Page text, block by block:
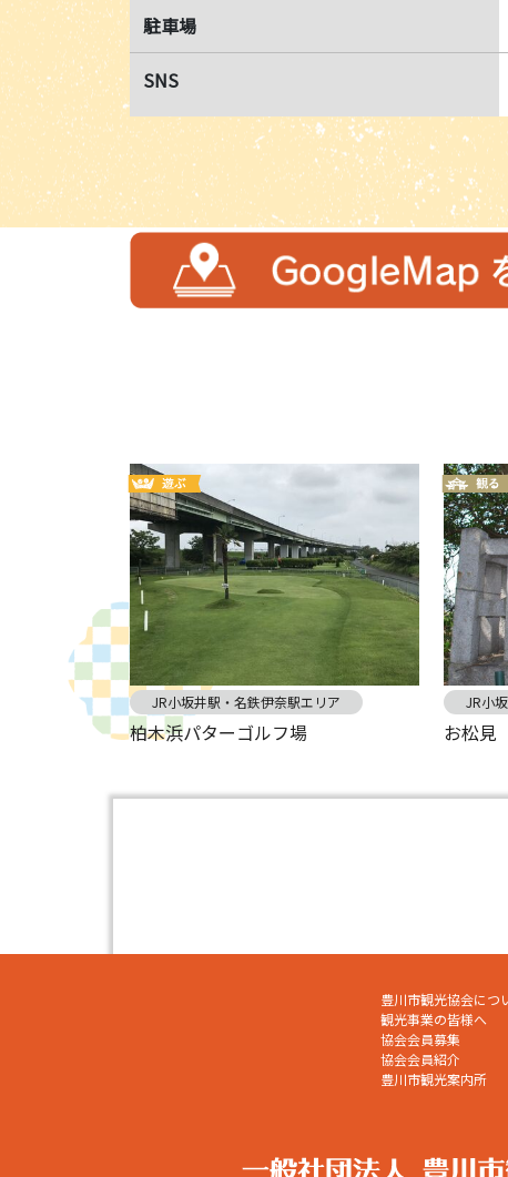
駐車場
SNS
JR小坂井駅・名鉄伊奈駅エリア
柏木浜パターゴルフ場
JR小
お松見
豊川市観光協会につ
観光事業の皆様へ
協会会員募集
協会会員紹介
豊川市観光案内所